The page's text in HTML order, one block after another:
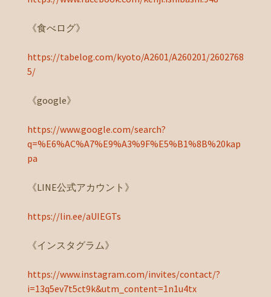
《食べログ》
https://tabelog.com/kyoto/A2601/A260201/2602768
5/
《google》
https://www.google.com/search?
q=%E6%AC%A7%E9%A3%9F%E5%B1%8B%20kap
pa
《LINE公式アカウント》
https://lin.ee/aUIEGTs
《インスタグラム》
https://www.instagram.com/invites/contact/?
i=13q5ev7t5ct9k&utm_content=1n1u4tx